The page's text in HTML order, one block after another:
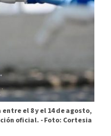
el 8 y el 14 de agosto,
oficial. -Foto: Cortesia